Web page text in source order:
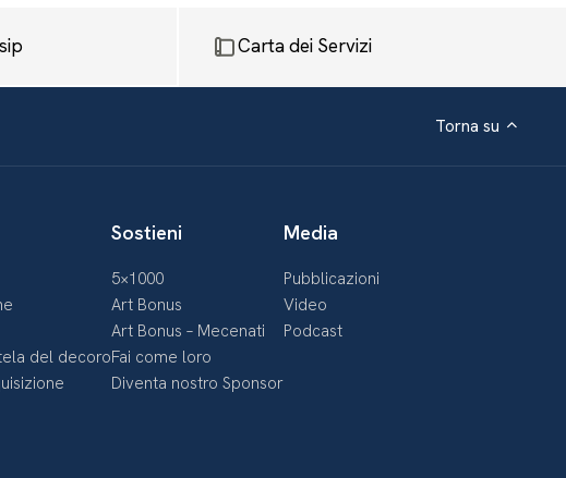
Carta dei Servizi
Torna su
del decoro
Sostieni
5×1000
Art Bonus
Art Bonus – Mecenati
Fai come loro
Diventa nostro Sponsor
Media
Pubblicazioni
Video
Podcast